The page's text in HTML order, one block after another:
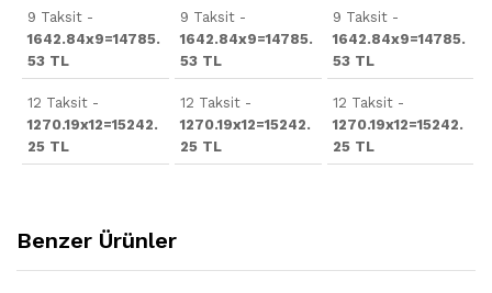
9 Taksit -
1642.84x9=14785.
53 TL
12 Taksit -
1270.19x12=15242.
25 TL
9 Taksit -
1642.84x9=14785.
53 TL
12 Taksit -
1270.19x12=15242.
25 TL
9 Taksit -
1642.84x9=14785.
53 TL
12 Taksit -
1270.19x12=15242.
25 TL
Benzer Ürünler